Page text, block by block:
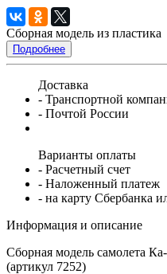
Сборная модель из пластика
Подробнее
Доставка
- Транспортной
- Почтой России
Варианты оплаты
- Расчетный счет
- Наложенный платеж
- на карту Сбербанка
Информация и описание
Сборная модель самолета
(артикул 7252)